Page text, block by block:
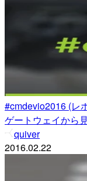
#cmdevio2016 (レ
ゲートウェイから
quiver
2016.02.22